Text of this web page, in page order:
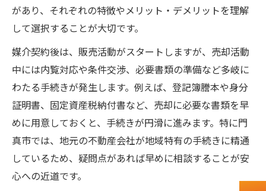
があり、それぞれの特徴やメリット・デメリットを理解
して選択することが大切です。
媒介契約後は、販売活動がスタートしますが、売却活動
中には内覧対応や条件交渉、必要書類の準備など多岐に
わたる手続きが発生します。例えば、登記簿謄本や身分
証明書、固定資産税納付書など、売却に必要な書類を早
めに用意しておくと、手続きが円滑に進みます。特に門
真市では、地元の不動産会社が地域特有の手続きに精通
しているため、疑問点があれば早めに相談することが安
心への近道です。